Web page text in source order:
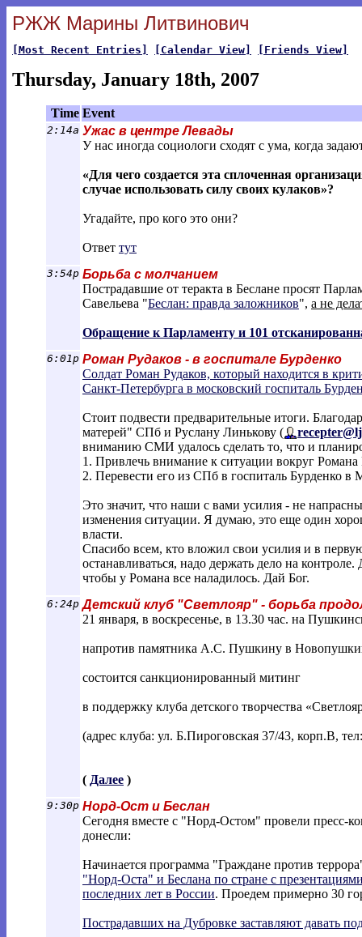
РЖЖ Марины Литвинович
[Most Recent Entries] [Calendar View] [Friends View]
Thursday, January 18th, 2007
Time Event
2:14a Ужас в центре Левады
У нас иногда социологи сходят с ума, когда
«Для чего создается эта сплоченная
случае использовать силу своих кулаков»?
Угадайте, про кого это они?
Ответ тут
3:54p Борьба с молчанием
Пострадавшие от теракта в Беслане просят
Савельева "Беслан: правда заложников", а не
Обращение к Парламенту и 101
6:01p Роман Рудаков - в госпитале Бурденко
Солдат Роман Рудаков, который находится в
Санкт-Петербурга в московский госпиталь
Стоит подвести предварительные итоги.
матерей" СПб и Руслану Линькову (
recepter@lj
вниманию СМИ удалось сделать то, что и
1. Привлечь внимание к ситуации вокруг Романа
2. Перевести его из СПб в госпиталь Бурденко в
Это значит, что наши с вами усилия - не
изменения ситуации. Я думаю, это еще один
власти.
Спасибо всем, кто вложил свои усилия и в
останавливаться, надо держать дело на
чтобы у Романа все наладилось. Дай Бог.
6:24p Детский клуб "Светлояр" - борьба
21 января, в воскресенье, в 13.30 час. на
напротив памятника А.С. Пушкину в
состоится санкционированный митинг
в поддержку клуба детского творчества
(адрес клуба: ул. Б.Пироговская 37/43, корп.В,
( Далее )
9:30p Норд-Ост и Беслан
Сегодня вместе с "Норд-Остом" провели пресс-
донесли:
Начинается программа "Граждане против
"Норд-Оста" и Беслана по стране с
последних лет в России. Проедем примерно 30
Пострадавших на Дубровке заставляют давать